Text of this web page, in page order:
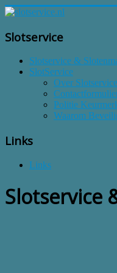
Slotservice
Slotservice &
SlotService
Over Slotservice
Politie
Waarom
Links
Links
Slotservice